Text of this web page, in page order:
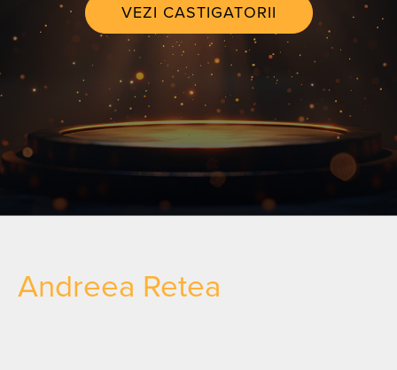
VEZI CASTIGATORII
Andreea Retea